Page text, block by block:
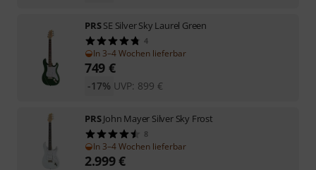
PRSSE Silver Sky Laurel Green
4
In 3–4 Wochen lieferbar
749 €
UVP: 899 €
-17%
PRSJohn Mayer Silver Sky Frost
8
In 3–4 Wochen lieferbar
2.999€